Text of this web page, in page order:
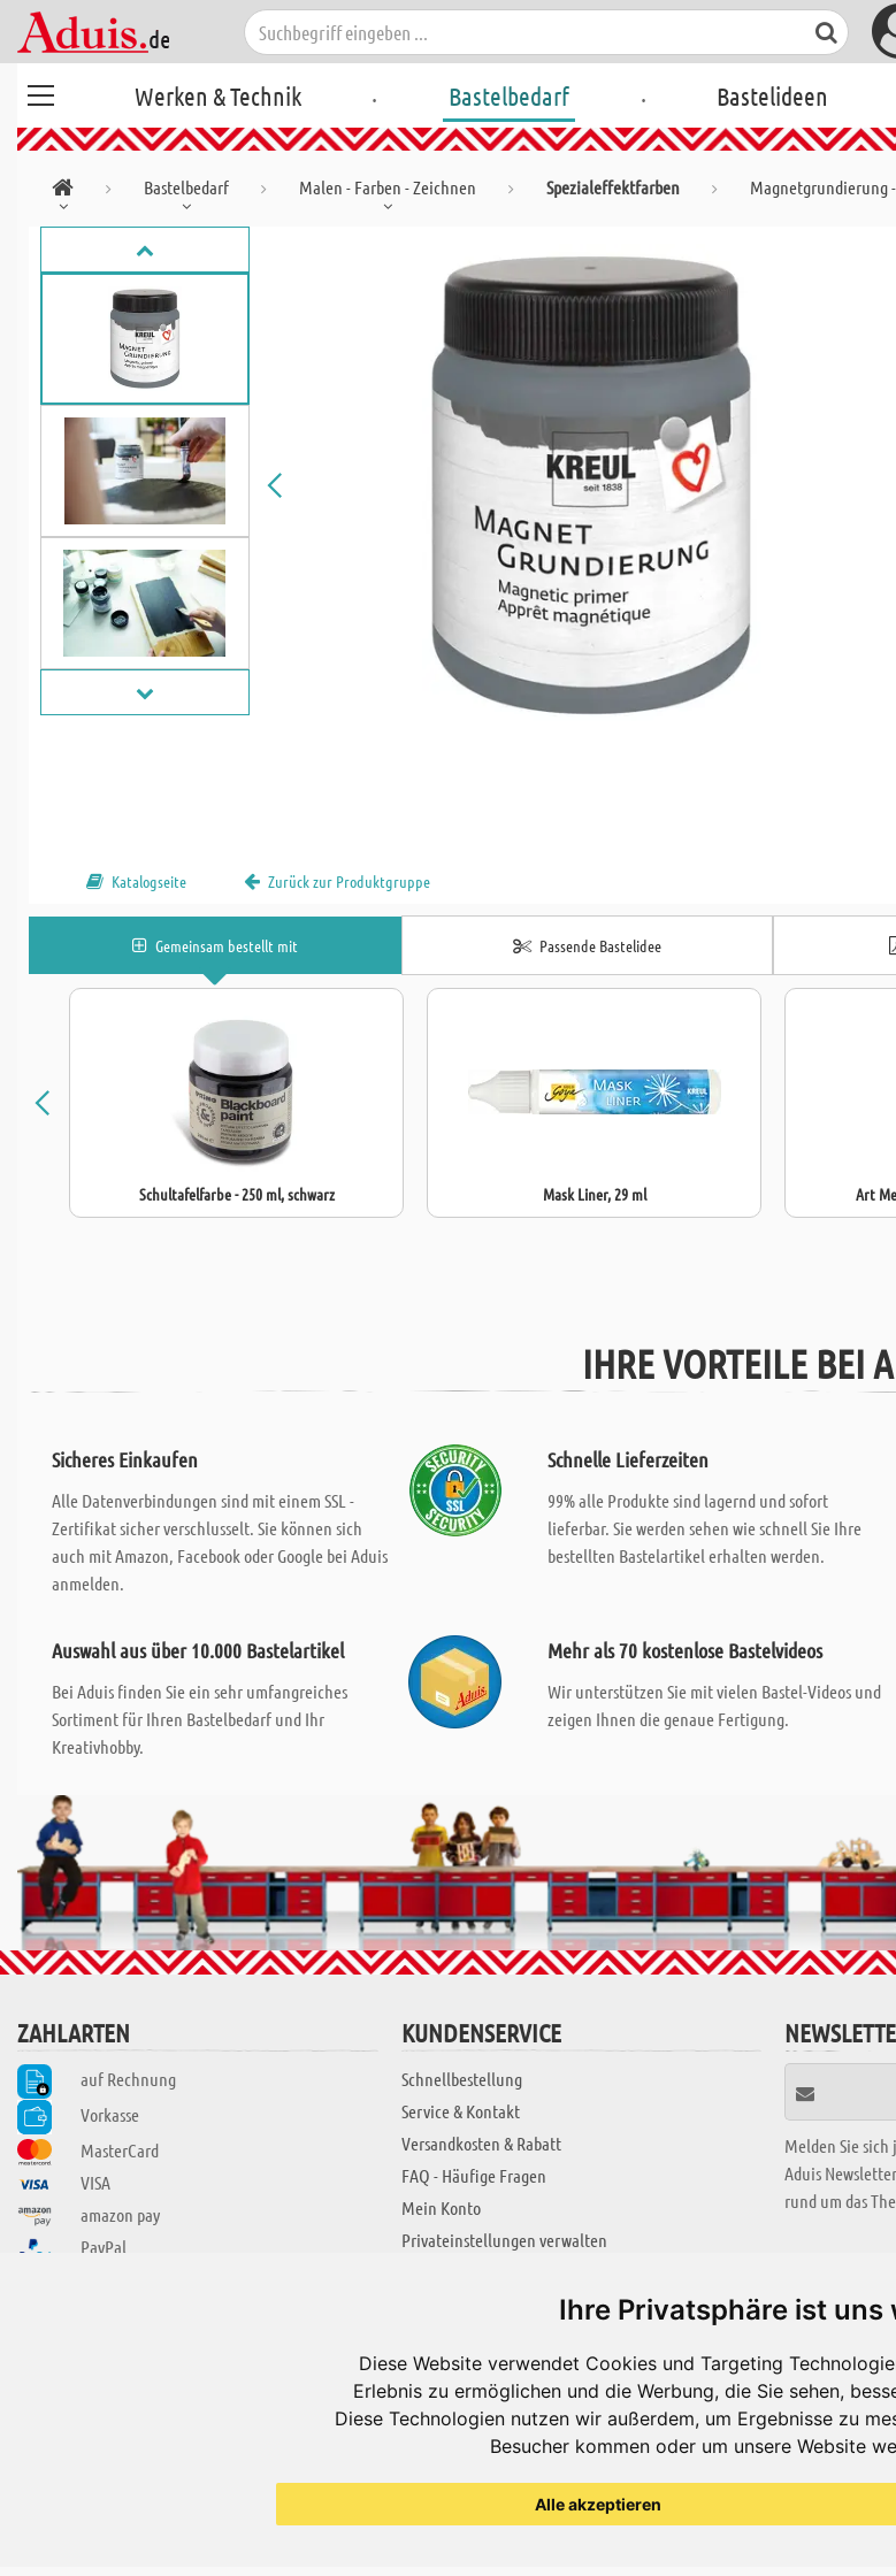
Ihre Privatsphäre ist uns
Diese Website verwendet Cookies und Targeting
Erlebnis zu ermöglichen und die Werbung, die Sie sehen,
Diese Technologien nutzen wir außerdem, um Ergebnisse zu
Besucher kommen oder um unsere Website
Alle akzeptieren
Werken & Technik . Bastelbedarf . Bastelideen
Bastelbedarf Malen - Farben - Zeichnen Spezialeffektfarben Magnetgrundierung
Katalogseite Zurück zur Produktgruppe
Gemeinsam bestellt mit Passende Bastelidee
Schultafelfarbe - 250 ml, schwarz Mask Liner, 29 ml Art
IHRE VORTEILE BEI
Sicheres Einkaufen
Alle Datenverbindungen sind mit einem SSL -
Zertifikat sicher verschlusselt. Sie können sich
auch mit Amazon, Facebook oder Google bei Aduis
anmelden.
Schnelle Lieferzeiten
99% alle Produkte sind lagernd und sofort
lieferbar. Sie werden sehen wie schnell Sie Ihre
bestellten Bastelartikel erhalten werden.
Auswahl aus über 10.000 Bastelartikel
Bei Aduis finden Sie ein sehr umfangreiches
Sortiment für Ihren Bastelbedarf und Ihr
Kreativhobby.
Mehr als 70 kostenlose Bastelvideos
Wir unterstützen Sie mit vielen Bastel-Videos und
zeigen Ihnen die genaue Fertigung.
ZAHLARTEN
auf Rechnung
Vorkasse
MasterCard
VISA
amazon pay
PayPal
KUNDENSERVICE
Schnellbestellung
Service & Kontakt
Versandkosten & Rabatt
FAQ - Häufige Fragen
Mein Konto
Privateinstellungen verwalten
Melden Sie
Aduis
rund um das
Jobs
Impressum
Datenschutzerklärung
KREATIV
Alle Videos
Bastelideen